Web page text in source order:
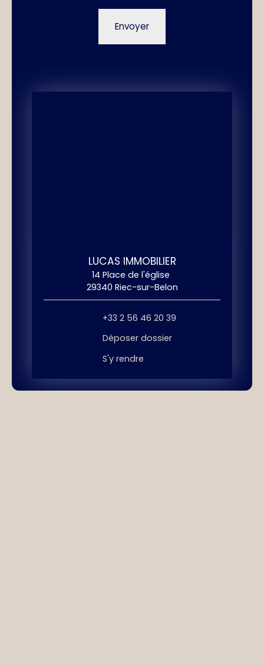
Envoyer
LUCAS IMMOBILIER
14 Place de l'église
29340 Riec-sur-Belon
+33 2 56 46 20 39
Déposer dossier
S'y rendre